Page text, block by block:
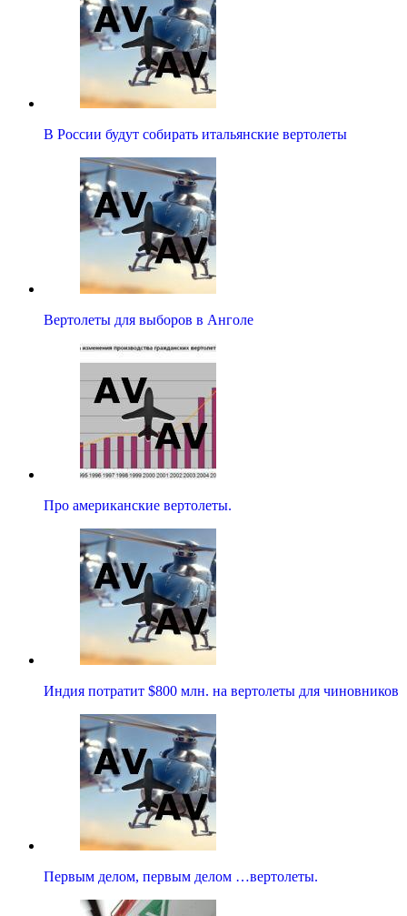
В России будут собирать итальянские вертолеты
Вертолеты для выборов в Анголе
Про американские вертолеты.
Индия потратит $800 млн. на вертолеты для чиновников
Первым делом, первым делом …вертолеты.